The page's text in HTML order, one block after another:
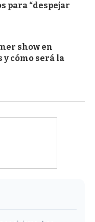
para “despejar
show en
y cómo será la